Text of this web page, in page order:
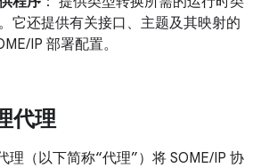
它还提供有关接口、主题及其映射的
IP 部署配置。
代理
理（以下简称“代理”）将 SOME/IP 协